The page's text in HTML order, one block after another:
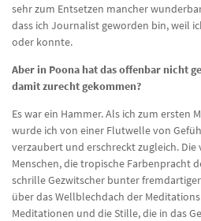
sehr zum Entsetzen mancher
dass ich Journalist geworden bin, weil
oder konnte.
Aber in Poona hat das offenbar nicht
damit zurecht gekommen?
Es war ein Hammer. Als ich zum ersten
wurde ich von einer Flutwelle von
verzaubert und erschreckt zugleich.
Menschen, die tropische Farbenpracht
schrille Gezwitscher bunter
über das Wellblechdach der
Meditationen und die Stille, die in das